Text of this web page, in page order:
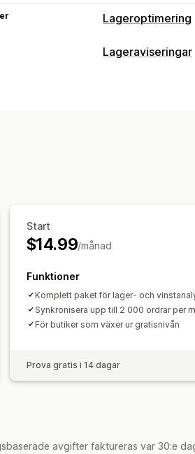
Lageroptimering
Lagerhantering
Lageraviseringar
Start
$14.99/månad
Funktioner
Komplett paket för lager- och
Synkronisera upp till 2 000 ordrar per
För butiker som växer ur gratisnivån
Prova gratis i 14 dagar
avgifter faktureras var 30:e